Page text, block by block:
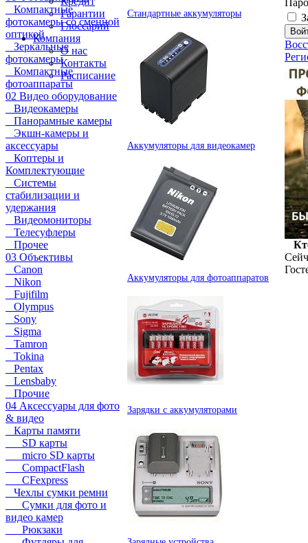
Гарантии
Глоссарий
Компания
О нас
Контакты
Расписание
Компактные
фотокамеры со сменной
оптикой
Зеркальные
фотокамеры
Компактные
фотоаппараты
02 Видео оборудование
Видеокамеры
Панорамные камеры
Экшн-камеры и
аксессуары
Коптеры и
Комплектующие
Системы
стабилизации и
удержания
Видеомониторы
Телесуфлеры
Прочее
03 Объективы
Canon
Nikon
Fujifilm
Olympus
Sony
Sigma
Tamron
Tokina
Pentax
Lensbaby
Прочие
04 Аксессуары для фото
& видео
Карты памяти
SD карты
micro SD карты
CompactFlash
CFexpress
Чехлы сумки ремни
Сумки для фото и
видео камер
Рюкзаки
Стандартные аккумуляторы
Аккумуляторы для видеокамер
Аккумуляторы для фотоаппаратов
Зарядки с аккумуляторами